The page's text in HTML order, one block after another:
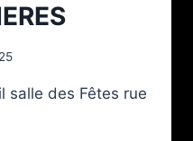
salle des Fêtes rue